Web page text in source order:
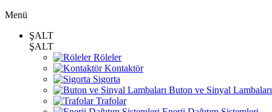
Menü
ŞALT
ŞALT
Röleler
Kontaktör
Sigorta
Buton ve Sinyal Lambaları
Trafolar